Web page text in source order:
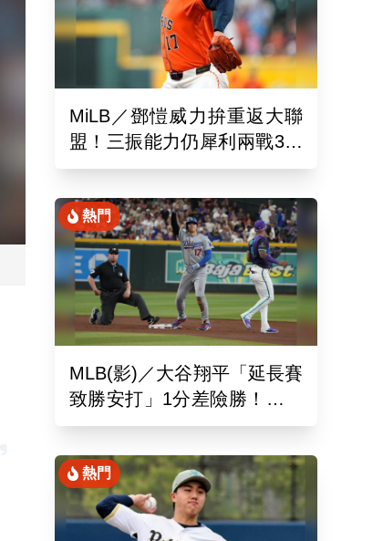
MiLB／鄧愷威力拚重返大聯
盟！三振能力仍犀利兩戰3局
狂飆6K
熱門
MLB(影)／大谷翔平「延長賽
致勝安打」1分差險勝！道奇
終止本季最長7連敗低潮
熱門